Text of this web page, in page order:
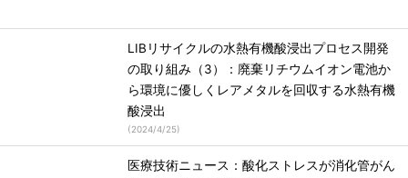
LIBリサイクルの水熱有機酸浸出プロセス開発
の取り組み（3）：廃棄リチウムイオン電池か
ら環境に優しくレアメタルを回収する水熱有機
酸浸出
(2024/4/25)
医療技術ニュース：酸化ストレスが消化管がん